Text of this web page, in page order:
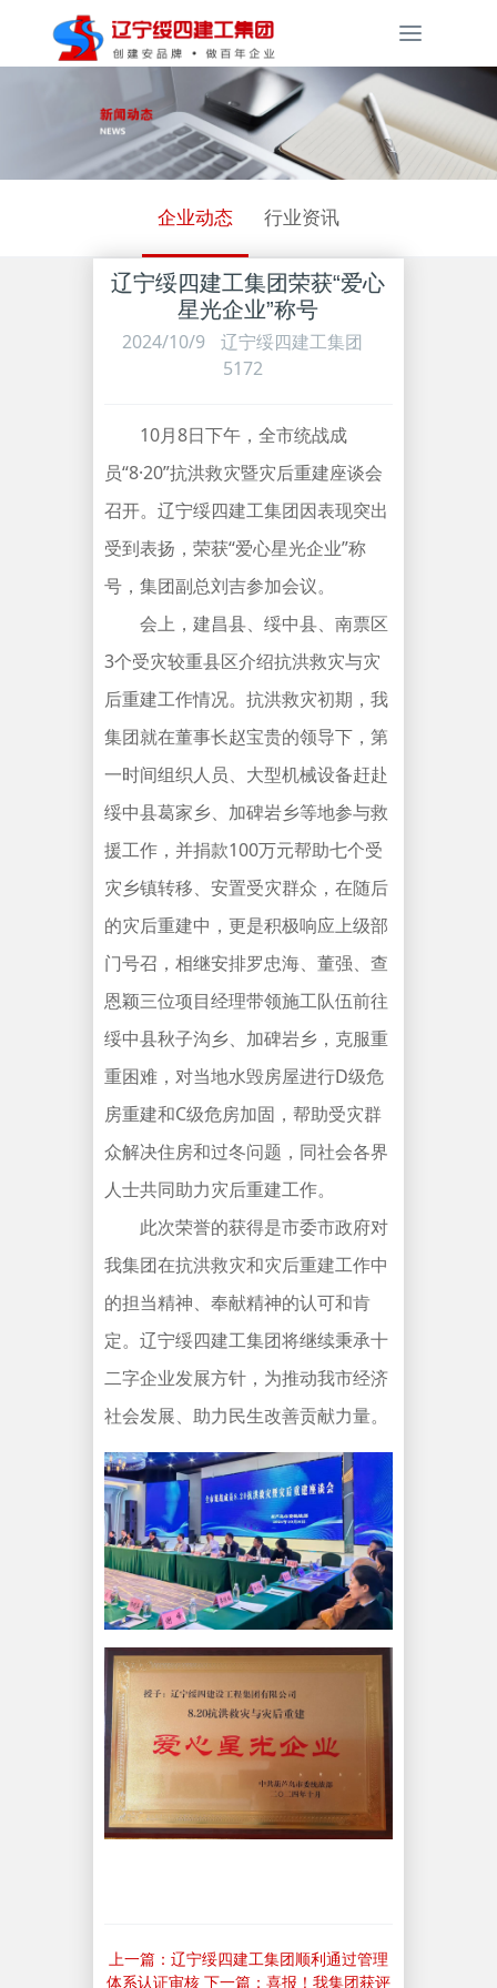
Toggle
企业动态 行业资讯
辽宁绥四建工集团荣获“爱心
星光企业”称号
2024/10/9
辽宁绥四建工集团
5172
10月8日下午，全市统战成
员“8·20”抗洪救灾暨灾后重建座谈会
召开。辽宁绥四建工集团因表现突出
受到表扬，荣获“爱心星光企业”称
号，集团副总刘吉参加会议。
会上，建昌县、绥中县、南票区
3个受灾较重县区介绍抗洪救灾与灾
后重建工作情况。抗洪救灾初期，我
集团就在董事长赵宝贵的领导下，第
一时间组织人员、大型机械设备赶赴
绥中县葛家乡、加碑岩乡等地参与救
援工作，并捐款100万元帮助七个受
灾乡镇转移、安置受灾群众，在随后
的灾后重建中，更是积极响应上级部
门号召，相继安排罗忠海、董强、查
恩颖三位项目经理带领施工队伍前往
绥中县秋子沟乡、加碑岩乡，克服重
重困难，对当地水毁房屋进行D级危
房重建和C级危房加固，帮助受灾群
众解决住房和过冬问题，同社会各界
人士共同助力灾后重建工作。
此次荣誉的获得是市委市政府对
我集团在抗洪救灾和灾后重建工作中
的担当精神、奉献精神的认可和肯
定。辽宁绥四建工集团将继续秉承十
二字企业发展方针，为推动我市经济
社会发展、助力民生改善贡献力量。
上一篇：辽宁绥四建工集团顺利通过管理
体系认证审核下一篇：喜报！我集团获评